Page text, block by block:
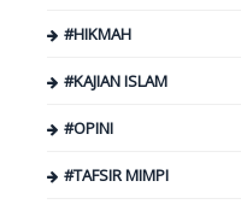
#HIKMAH
#KAJIAN ISLAM
#OPINI
#TAFSIR MIMPI